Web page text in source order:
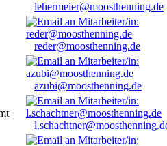
lehermeier@moosthenning.de
reder@moosthenning.de
azubi@moosthenning.de